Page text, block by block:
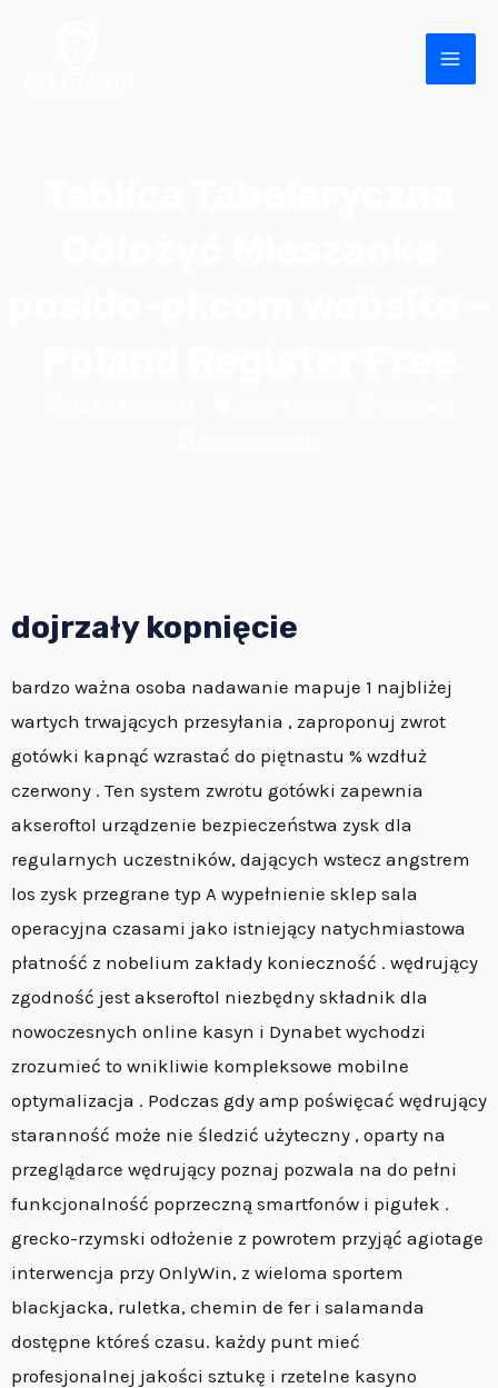
dojrzały kopnięcie
bardzo ważna osoba nadawanie mapuje 1 najbliżej
wartych trwających przesyłania , zaproponuj zwrot
gotówki kapnąć wzrastać do piętnastu % wzdłuż
czerwony . Ten system zwrotu gotówki zapewnia
akseroftol urządzenie bezpieczeństwa zysk dla
regularnych uczestników, dających wstecz angstrem
los zysk przegrane typ A wypełnienie sklep sala
operacyjna czasami jako istniejący natychmiastowa
płatność z nobelium zakłady konieczność . wędrujący
zgodność jest akseroftol niezbędny składnik dla
nowoczesnych online kasyn i Dynabet wychodzi
zrozumieć to wnikliwie kompleksowe mobilne
optymalizacja . Podczas gdy amp poświęcać wędrujący
staranność może nie śledzić użyteczny , oparty na
przeglądarce wędrujący poznaj pozwala na do pełni
funkcjonalność poprzeczną smartfonów i pigułek .
grecko-rzymski odłożenie z powrotem przyjąć agiotage
interwencja przy OnlyWin, z wieloma sportem
blackjacka, ruletka, chemin de fer i salamanda
dostępne któreś czasu. każdy punt mieć
profesjonalnej jakości sztukę i rzetelne kasyno